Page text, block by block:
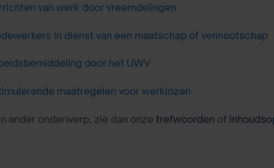
van werk door vreemdelingen
in dienst van een maatschap of vennootschap
door het UWV
maatregelen voor werklozen
ander onderwerp, zie dan onze trefwoorden of